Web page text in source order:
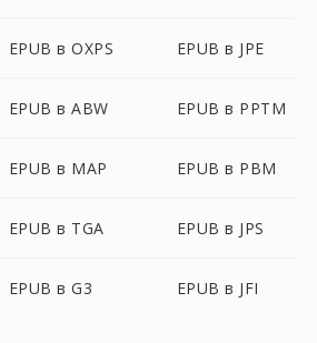
EPUB в OXPS EPUB в JPE
EPUB в ABW EPUB в PPTM
EPUB в MAP EPUB в PBM
EPUB в TGA EPUB в JPS
EPUB в G3 EPUB в JFI